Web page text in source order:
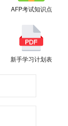
AFP考试知识点
新手学习计划表